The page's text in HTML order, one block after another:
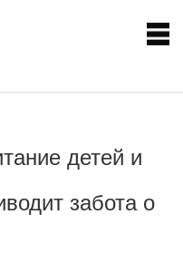
детей и
забота о